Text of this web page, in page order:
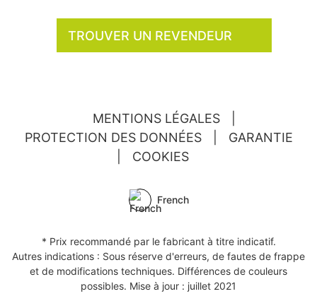
TROUVER UN REVENDEUR
MENTIONS LÉGALES
PROTECTION DES DONNÉES
GARANTIE
COOKIES
French
* Prix recommandé par le fabricant à titre indicatif.
Autres indications : Sous réserve d'erreurs, de fautes de frappe
et de modifications techniques. Différences de couleurs
possibles. Mise à jour : juillet 2021